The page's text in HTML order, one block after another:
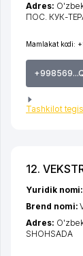
Mamlakat kodi:
Tashkilot
Adres:
ПОС. КУК-
12.
Yuridik
Brend nomi:
Adres:
SHOHSADA